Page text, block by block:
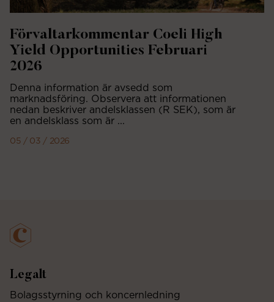
Förvaltarkommentar Coeli High
Yield Opportunities Februari
2026
Denna information är avsedd som
marknadsföring. Observera att informationen
nedan beskriver andelsklassen (R SEK), som är
en andelsklass som är ...
05 / 03 / 2026
Legalt
Bolagsstyrning och koncernledning